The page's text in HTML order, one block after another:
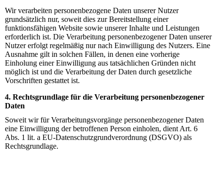
Wir verarbeiten personenbezogene Daten unserer Nutzer
grundsätzlich nur, soweit dies zur Bereitstellung einer
funktionsfähigen Website sowie unserer Inhalte und Leistungen
erforderlich ist. Die Verarbeitung personenbezogener Daten unserer
Nutzer erfolgt regelmäßig nur nach Einwilligung des Nutzers. Eine
Ausnahme gilt in solchen Fällen, in denen eine vorherige
Einholung einer Einwilligung aus tatsächlichen Gründen nicht
möglich ist und die Verarbeitung der Daten durch gesetzliche
Vorschriften gestattet ist.
4. Rechtsgrundlage für die Verarbeitung personenbezogener
Daten
Soweit wir für Verarbeitungsvorgänge personenbezogener Daten
eine Einwilligung der betroffenen Person einholen, dient Art. 6
Abs. 1 lit. a EU-Datenschutzgrundverordnung (DSGVO) als
Rechtsgrundlage.